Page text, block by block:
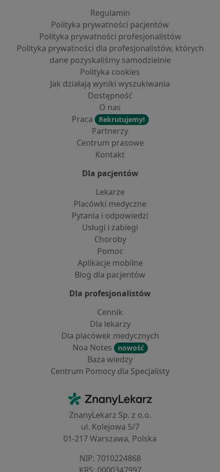
Regulamin
Polityka prywatności pacjentów
Polityka prywatności profesjonalistów
Polityka prywatności dla profesjonalistów, których
dane pozyskaliśmy samodzielnie
Polityka cookies
Jak działają wyniki wyszukiwania
Dostępność
O nas
Praca
Rekrutujemy!
Partnerzy
Centrum prasowe
Kontakt
Dla pacjentów
Lekarze
Placówki medyczne
Pytania i odpowiedzi
Usługi i zabiegi
Choroby
Pomoc
Aplikacje mobilne
Blog dla pacjentów
Dla profesjonalistów
Cennik
Dla lekarzy
Dla placówek medycznych
Noa Notes
nowość
Baza wiedzy
Centrum Pomocy dla Specjalisty
ZnanyLekarz - Strona główna
ZnanyLekarz Sp. z o.o.
ul. Kolejowa 5/7
01-217 Warszawa, Polska
NIP: ⁠7010224868